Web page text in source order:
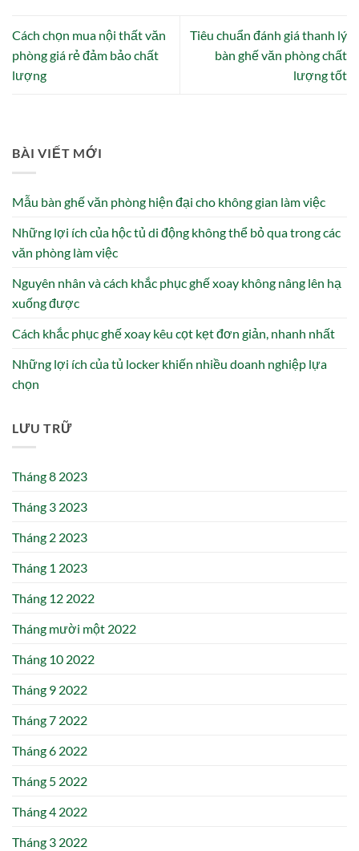
Cách chọn mua nội thất văn
phòng giá rẻ đảm bảo chất
lượng
Tiêu chuẩn đánh giá thanh lý
bàn ghế văn phòng chất
lượng tốt
BÀI VIẾT MỚI
Mẫu bàn ghế văn phòng hiện đại cho không gian làm việc
Những lợi ích của hộc tủ di động không thể bỏ qua trong các
văn phòng làm việc
Nguyên nhân và cách khắc phục ghế xoay không nâng lên hạ
xuống được
Cách khắc phục ghế xoay kêu cọt kẹt đơn giản, nhanh nhất
Những lợi ích của tủ locker khiến nhiều doanh nghiệp lựa
chọn
LƯU TRỮ
Tháng 8 2023
Tháng 3 2023
Tháng 2 2023
Tháng 1 2023
Tháng 12 2022
Tháng mười một 2022
Tháng 10 2022
Tháng 9 2022
Tháng 7 2022
Tháng 6 2022
Tháng 5 2022
Tháng 4 2022
Tháng 3 2022